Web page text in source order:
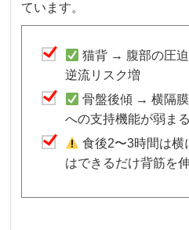
ています。
猫背 → 腹部の圧
逆流リスク増
骨盤後傾 → 横隔
への支持機能が弱まる
食後2〜3時間は横
はできるだけ背筋を